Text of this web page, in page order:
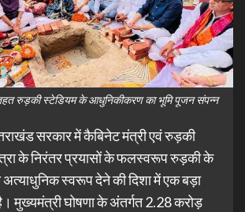
रुड़की स्टेडियम के आधुनिकीकरण का भूमि पूजन संपन्न
सरकार में कैबिनेट मंत्री एवं रुड़की
के निरंतर प्रयासों के फलस्वरूप रुड़की के
स्वरूप देने की दिशा में एक बड़ा
मुख्यमंत्री घोषणा के अंतर्गत 2.28 करोड़